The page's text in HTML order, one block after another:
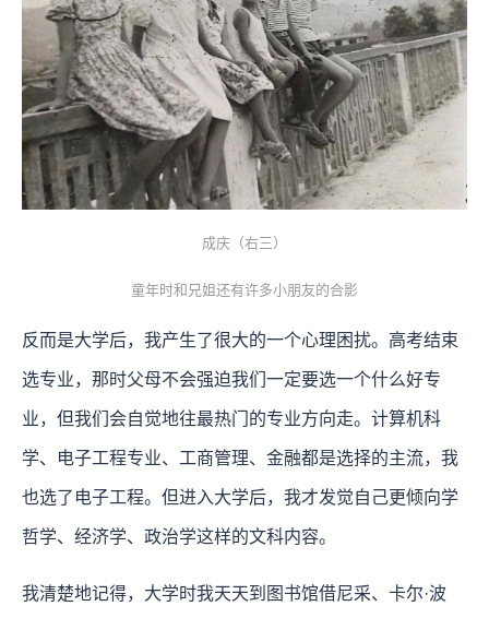
成庆（右三）
童年时和兄姐还有许多小朋友的合影
反而是大学后，我产生了很大的一个心理困扰。高考结束
选专业，那时父母不会强迫我们一定要选一个什么好专
业，但我们会自觉地往最热门的专业方向走。计算机科
学、电子工程专业、工商管理、金融都是选择的主流，我
也选了电子工程。但进入大学后，我才发觉自己更倾向学
哲学、经济学、政治学这样的文科内容。
我清楚地记得，大学时我天天到图书馆借尼采、卡尔·波